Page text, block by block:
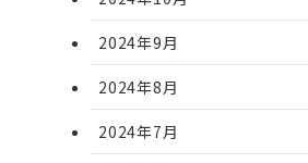
2024年9月
2024年8月
2024年7月